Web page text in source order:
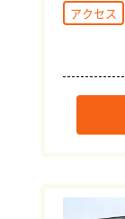
アクセス